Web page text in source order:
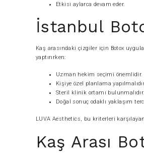
Etkisi aylarca devam eder.
İstanbul
Kaş arasındaki çizgiler için Botox
yaptırırken:
Uzman hekim seçimi önemlidir.
Kişiye özel planlama
Steril klinik ortamı bulunmalıdır.
Doğal sonuç odaklı yaklaşım
LUVA Aesthetics, bu kriterleri
Kaş Arası